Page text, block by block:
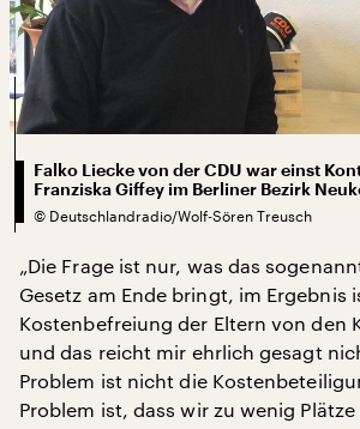
Falko Liecke von der CDU war einst
Franziska Giffey im Berliner Bezirk
© Deutschlandradio/Wolf-Sören Treusch
„Die Frage ist nur, was das
Gesetz am Ende bringt, im Ergebnis
Kostenbefreiung der Eltern von den
und das reicht mir ehrlich gesagt
Problem ist nicht die
Problem ist, dass wir zu wenig Plätze